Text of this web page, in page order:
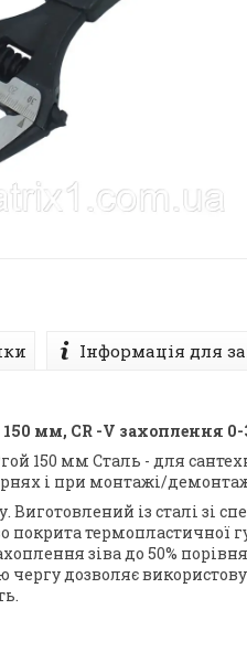
Інформація для
мм, CR -V захоплення
150 мм Сталь - для
і при монтажі/
Виготовлений із сталі зі
покрита термопластичної
зіва до 50%
чергу дозволяє